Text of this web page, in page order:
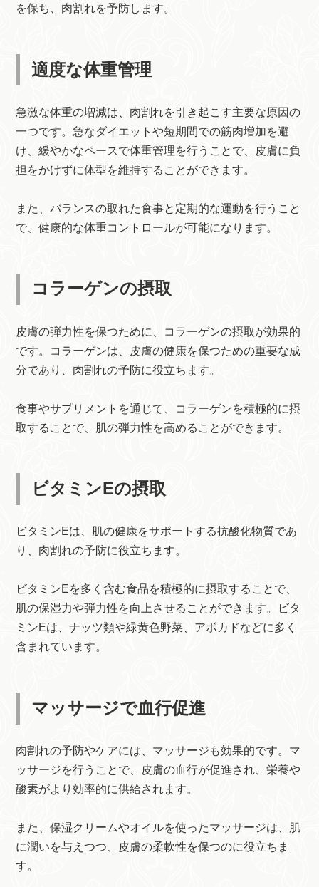
を保ち、肉割れを予防します。
適度な体重管理
急激な体重の増減は、肉割れを引き起こす主要な原因の
一つです。急なダイエットや短期間での筋肉増加を避
け、緩やかなペースで体重管理を行うことで、皮膚に負
担をかけずに体型を維持することができます。
また、バランスの取れた食事と定期的な運動を行うこと
で、健康的な体重コントロールが可能になります。
コラーゲンの摂取
皮膚の弾力性を保つために、コラーゲンの摂取が効果的
です。コラーゲンは、皮膚の健康を保つための重要な成
分であり、肉割れの予防に役立ちます。
食事やサプリメントを通じて、コラーゲンを積極的に摂
取することで、肌の弾力性を高めることができます。
ビタミンEの摂取
ビタミンEは、肌の健康をサポートする抗酸化物質であ
り、肉割れの予防に役立ちます。
ビタミンEを多く含む食品を積極的に摂取することで、
肌の保湿力や弾力性を向上させることができます。ビタ
ミンEは、ナッツ類や緑黄色野菜、アボカドなどに多く
含まれています。
マッサージで血行促進
肉割れの予防やケアには、マッサージも効果的です。マ
ッサージを行うことで、皮膚の血行が促進され、栄養や
酸素がより効率的に供給されます。
また、保湿クリームやオイルを使ったマッサージは、肌
に潤いを与えつつ、皮膚の柔軟性を保つのに役立ちま
す。